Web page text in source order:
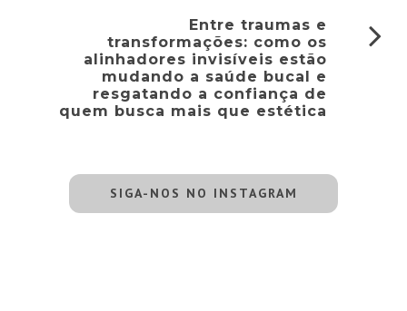
Entre traumas e
transformações: como os
alinhadores invisíveis estão
mudando a saúde bucal e
resgatando a confiança de
quem busca mais que estética
SIGA-NOS NO INSTAGRAM